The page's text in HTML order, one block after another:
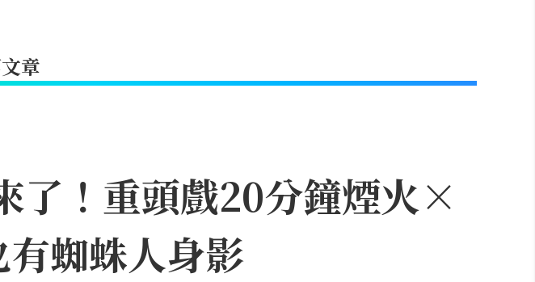
章
了！重頭戲20分鐘煙火×
蜘蛛人身影